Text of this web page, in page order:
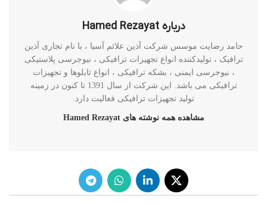
درباره Hamed Rezayat
حامد رضایت موسس شرکت آذین علائم آسیا ، با نام تجاری آذین
ترافیک ، تولیدکننده انواع تجهیزات ترافیکی ، نیوجرسی پلاستیکی
، نیوجرسی ایمنی ، بشکه ترافیکی ، انواع تابلوها و تجهیزات
ترافیکی می باشد. این شرکت از سال 1391 تا کنون در زمینه
تولید تجهیزات ترافیکی فعالیت دارد.
مشاهده همه نوشته های Hamed Rezayat